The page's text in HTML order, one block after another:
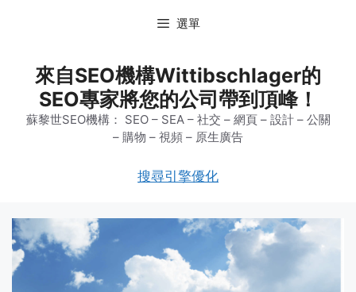
選單
來自SEO機構Wittibschlager的
SEO專家將您的公司帶到頂峰！
蘇黎世SEO機構： SEO – SEA – 社交 – 網頁 – 設計 – 公關
– 購物 – 視頻 – 原生廣告
搜尋引擎優化